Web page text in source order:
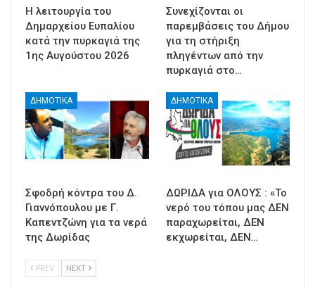
Η λειτουργία του
Δημαρχείου Ευπαλίου
κατά την πυρκαγιά της
1ης Αυγούστου 2026
Συνεχίζονται οι
παρεμβάσεις του Δήμου
για τη στήριξη
πληγέντων από την
πυρκαγιά στο…
ΔΗΜΟΤΙΚΑ
Σφοδρή κόντρα του Δ.
Γιαννόπουλου με Γ.
Καπεντζώνη για τα νερά
της Δωρίδας
ΔΗΜΟΤΙΚΑ
ΔΩΡΙΔΑ για ΟΛΟΥΣ : «Το
νερό του τόπου μας ΔΕΝ
παραχωρείται, ΔΕΝ
εκχωρείται, ΔΕΝ…
PREV NEXT